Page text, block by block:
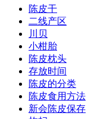
陈皮干
二线产区
川贝
小柑胎
陈皮枕头
存放时间
陈皮的分类
陈皮食用方法
新会陈皮保存